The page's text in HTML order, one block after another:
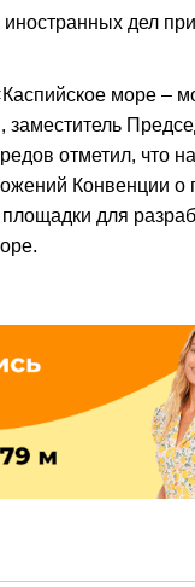
дел
море
заместитель
отметил, что
Конвенции
для